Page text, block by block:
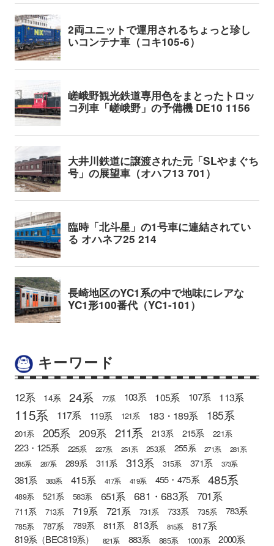
キーワード
12系 14系 24系 77系 103系 105系 107系 113系
115系 117系 119系 121系 183・189系 185系
201系 205系 209系 211系 213系 215系 221系
223・125系 225系 227系 251系 253系 255系 271系
281系
285系
287系 289系 311系 313系 315系 371系 373系
381系 383系 415系 417系 419系 455・475系 485系
489系 521系 583系 651系 681・683系 701系
711系 713系 719系 721系 731系 733系 735系 783系
785系 787系 789系 811系 813系 815系 817系
819系（BEC819系） 821系 883系 885系 1000系 2000系